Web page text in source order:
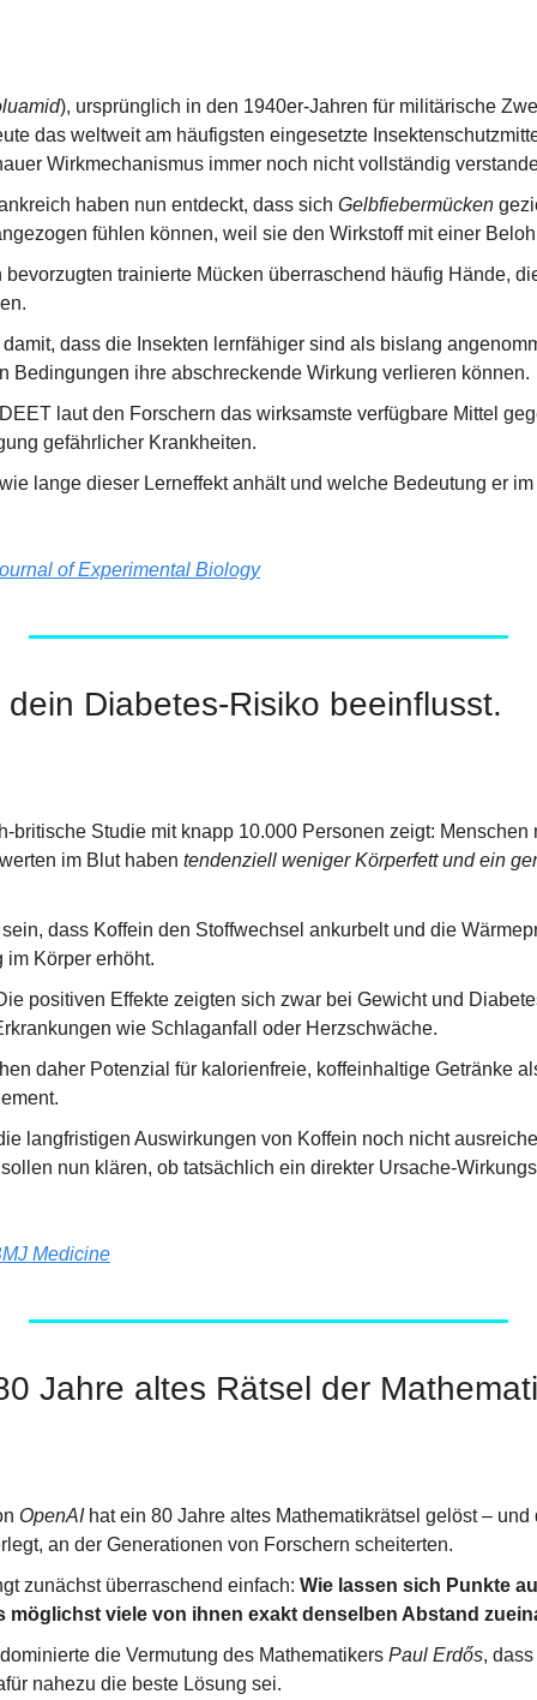
), ursprünglich in den 1940er-Jahren für militärische
das weltweit am häufigsten eingesetzte
Wirkmechanismus immer noch nicht vollständig
haben nun entdeckt, dass sich Gelbfiebermücken
fühlen können, weil sie den Wirkstoff mit einer
bevorzugten trainierte Mücken überraschend häufig Hände,
dass die Insekten lernfähiger sind als bislang
Bedingungen ihre abschreckende Wirkung verlieren können.
laut den Forschern das wirksamste verfügbare Mittel
gefährlicher Krankheiten.
lange dieser Lerneffekt anhält und welche Bedeutung er
of Experimental Biology
dein Diabetes-Risiko beeinflusst.
britische Studie mit knapp 10.000 Personen zeigt: Menschen
im Blut haben tendenziell weniger Körperfett und ein
dass Koffein den Stoffwechsel ankurbelt und die
im Körper erhöht.
positiven Effekte zeigten sich zwar bei Gewicht und
wie Schlaganfall oder Herzschwäche.
daher Potenzial für kalorienfreie, koffeinhaltige Getränke
langfristigen Auswirkungen von Koffein noch nicht
nun klären, ob tatsächlich ein direkter Ursache-
Medicine
Jahre altes Rätsel der
OpenAI hat ein 80 Jahre altes Mathematikrätsel gelöst – und
an der Generationen von Forschern scheiterten.
zunächst überraschend einfach: Wie lassen sich Punkte
möglichst viele von ihnen exakt denselben Abstand
die Vermutung des Mathematikers Paul Erdős,
nahezu die beste Lösung sei.